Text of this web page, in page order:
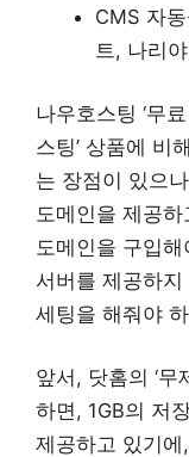
CMS 자
트, 나리
나우호스팅 ‘무
스팅’ 상품에 비
는 장점이 있으
도메인을 제공
도메인을 구입
서버를 제공하
세팅을 해줘야
앞서, 닷홈의 ‘무
하면, 1GB의 저
제공하고 있기에